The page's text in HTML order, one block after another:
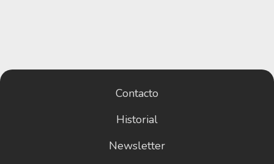
Contacto
Historial
Newsletter